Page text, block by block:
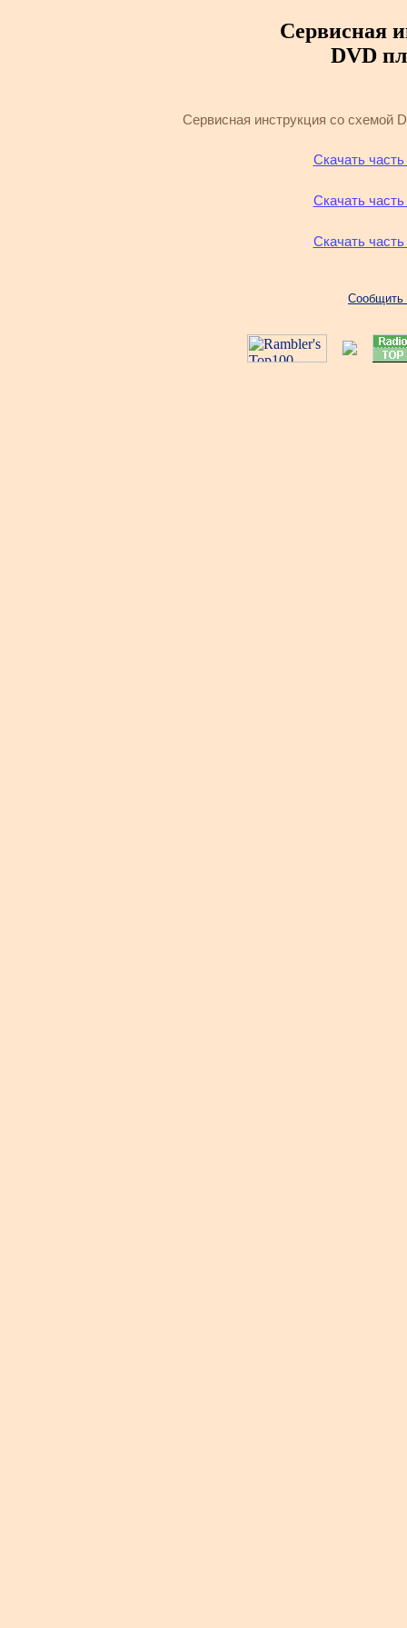
Сервисная
DVD
Сервисная инструкция со схемой
Скачать часть
Скачать часть
Скачать часть
Сообщить